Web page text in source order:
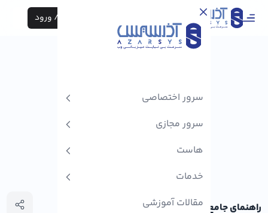
ثبت نام / ورود
سرور اختصاصی
سرور مجازی
هاست
خدمات
مقالات آموزشی
راهنمای جامع ساخت پسورد قوی برای اسنپ چت